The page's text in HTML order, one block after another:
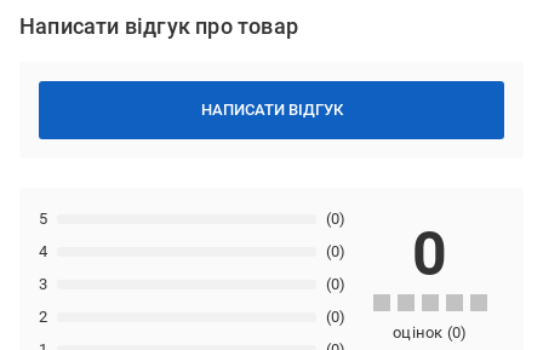
Написати відгук про товар
НАПИСАТИ ВІДГУК
2 (0)
3 (0)
4 (0)
5 (0)
0
оцінок (0)